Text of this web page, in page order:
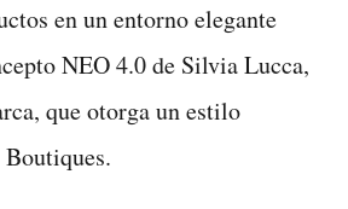
en un entorno elegante
NEO 4.0 de Silvia Lucca,
que otorga un estilo